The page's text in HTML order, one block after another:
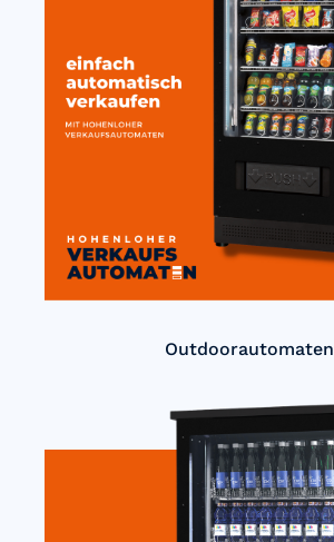
Outdoorautomaten